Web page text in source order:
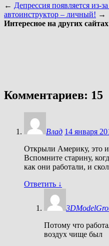
← Депрессия появляется из-
автоинструктор – личный! →
Интересное на других
Комментариев: 15
Влад 14 января
Открыли Америку, это
Вспомните старину,
как они работали, и
Ответить ↓
Потому что
воздух чище был